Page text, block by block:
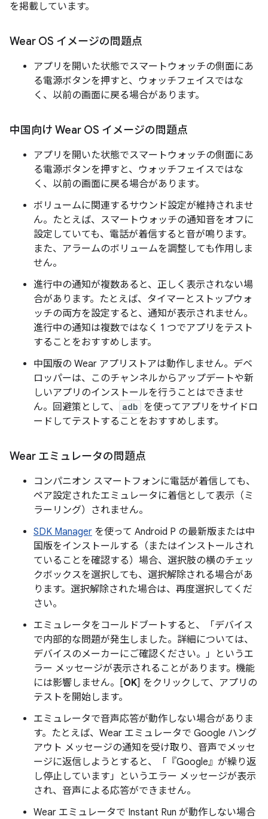
を掲載しています。
Wear OS イメージの問題点
アプリを開いた状態でスマートウォッチの側面にあ
る電源ボタンを押すと、ウォッチフェイスではな
く、以前の画面に戻る場合があります。
中国向け Wear OS イメージの問題点
アプリを開いた状態でスマートウォッチの側面にあ
る電源ボタンを押すと、ウォッチフェイスではな
く、以前の画面に戻る場合があります。
ボリュームに関連するサウンド設定が維持されませ
ん。たとえば、スマートウォッチの通知音をオフに
設定していても、電話が着信すると音が鳴ります。
また、アラームのボリュームを調整しても作用しま
せん。
進行中の通知が複数あると、正しく表示されない場
合があります。たとえば、タイマーとストップウォ
ッチの両方を設定すると、通知が表示されません。
進行中の通知は複数ではなく 1 つでアプリをテスト
することをおすすめします。
中国版の Wear アプリストアは動作しません。デベ
ロッパーは、このチャンネルからアップデートや新
しいアプリのインストールを行うことはできませ
ん。回避策として、
adb を使ってアプリをサイドロ
ードしてテストすることをおすすめします。
Wear エミュレータの問題点
コンパニオン スマートフォンに電話が着信しても、
ペア設定されたエミュレータに着信として表示（ミ
ラーリング）されません。
SDK Manager を使って Android P の最新版または中
国版をインストールする（またはインストールされ
ていることを確認する）場合、選択肢の横のチェッ
クボックスを選択しても、選択解除される場合があ
ります。選択解除された場合は、再度選択してくだ
さい。
エミュレータをコールドブートすると、「デバイス
で内部的な問題が発生しました。詳細については、
デバイスのメーカーにご確認ください。」というエ
ラー メッセージが表示されることがあります。機能
には影響しません。[OK] をクリックして、アプリの
テストを開始します。
エミュレータで音声応答が動作しない場合がありま
す。たとえば、Wear エミュレータで Google ハング
アウト メッセージの通知を受け取り、音声でメッセ
ージに返信しようとすると、「『Google』が繰り返
し停止しています」というエラー メッセージが表示
され、音声による応答ができません。
Wear エミュレータで Instant Run が動作しない場合